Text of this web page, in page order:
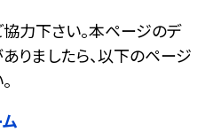
力下さい。本ページのデ
りましたら、以下のページ